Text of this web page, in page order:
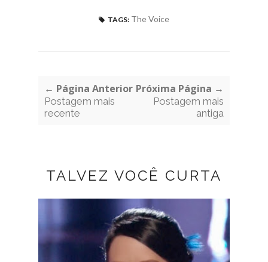
TAGS: The Voice
← Página Anterior
Postagem mais
recente
Próxima Página →
Postagem mais
antiga
TALVEZ VOCÊ CURTA